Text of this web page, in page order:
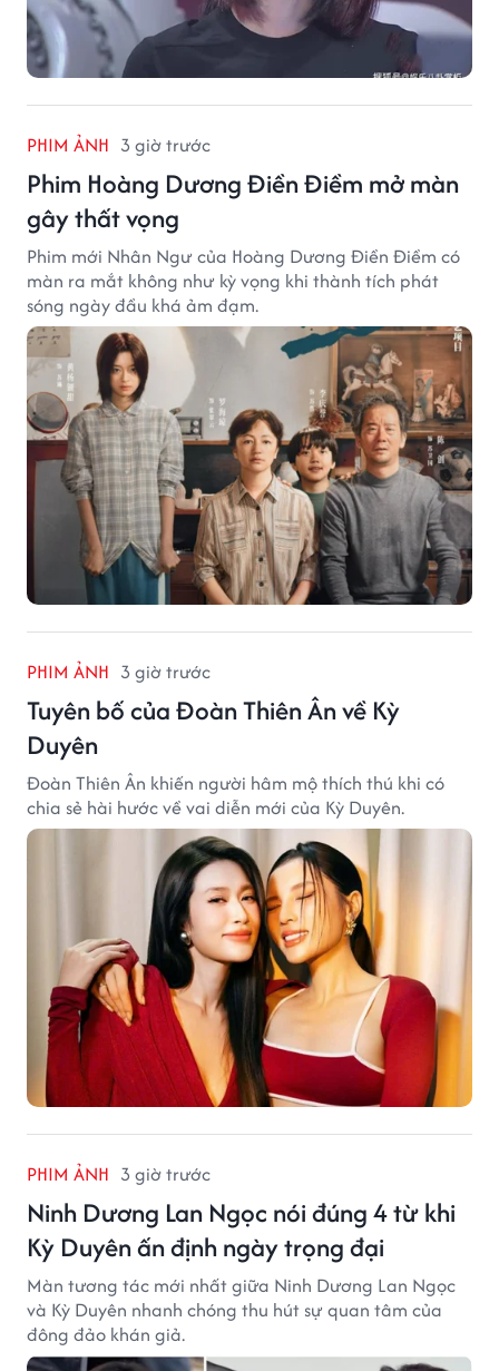
PHIM ẢNH 3 giờ trước
Phim Hoàng Dương Điền Điềm mở màn
gây thất vọng
Phim mới Nhân Ngư của Hoàng Dương Điền Điềm có
màn ra mắt không như kỳ vọng khi thành tích phát
sóng ngày đầu khá ảm đạm.
PHIM ẢNH 3 giờ trước
Tuyên bố của Đoàn Thiên Ân về Kỳ
Duyên
Đoàn Thiên Ân khiến người hâm mộ thích thú khi có
chia sẻ hài hước về vai diễn mới của Kỳ Duyên.
PHIM ẢNH 3 giờ trước
Ninh Dương Lan Ngọc nói đúng 4 từ khi
Kỳ Duyên ấn định ngày trọng đại
Màn tương tác mới nhất giữa Ninh Dương Lan Ngọc
và Kỳ Duyên nhanh chóng thu hút sự quan tâm của
đông đảo khán giả.